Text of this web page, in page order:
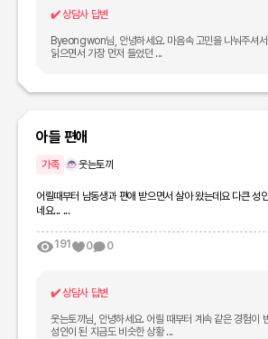
✔️상담사 답변
Byeongwon님, 안녕하세요. 마음속 고민을 나눠주셔서 감
읽으면서 가장 먼저 들었던 ...
아들 편애
가족 웃는토끼
어릴때부터 남동생과 편애 받으면서 살아 왔는데요 다큰 성
네요... ...
191 0 0
✔️상담사 답변
웃는토끼님, 안녕하세요. 어릴 때부터 계속 같은 경험이 반복되어 왔다면,
성인이 된 지금도 비슷한 상황 ...